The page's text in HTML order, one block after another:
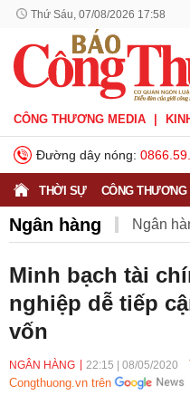
Thứ Sáu, 07/08/2026 17:58
CÔNG THƯƠNG MEDIA
Đường dây nóng:
THỜI SỰ CÔNG THƯƠNG
Ngân hàng Ngân
Minh bạch tài
nghiệp dễ tiếp
vốn
NGÂN HÀNG 22:15 08/05/2020
Congthuong.vn trên